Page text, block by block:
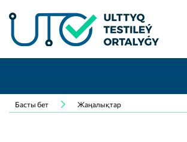
Басты бет Жаңалықтар